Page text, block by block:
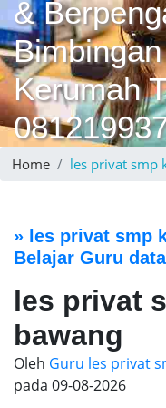
&
Kerumah
Home les privat smp
» les privat smp
Belajar Guru
les privat
bawang
Oleh Guru les privat
pada 09-08-2026